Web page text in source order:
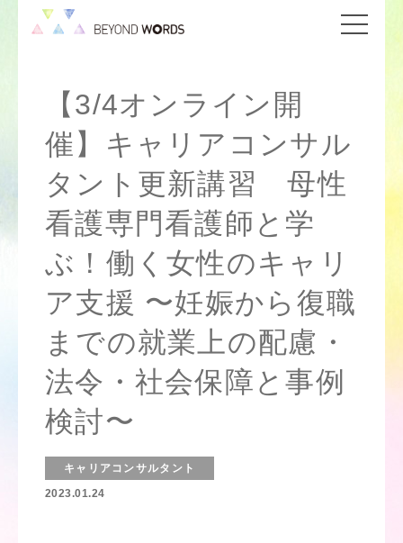
【3/4オンライン開
催】キャリアコンサル
タント更新講習 母性
看護専門看護師と学
ぶ！働く女性のキャリ
ア支援 〜妊娠から復職
までの就業上の配慮・
法令・社会保障と事例
検討〜
キャリアコンサルタント
2023.01.24